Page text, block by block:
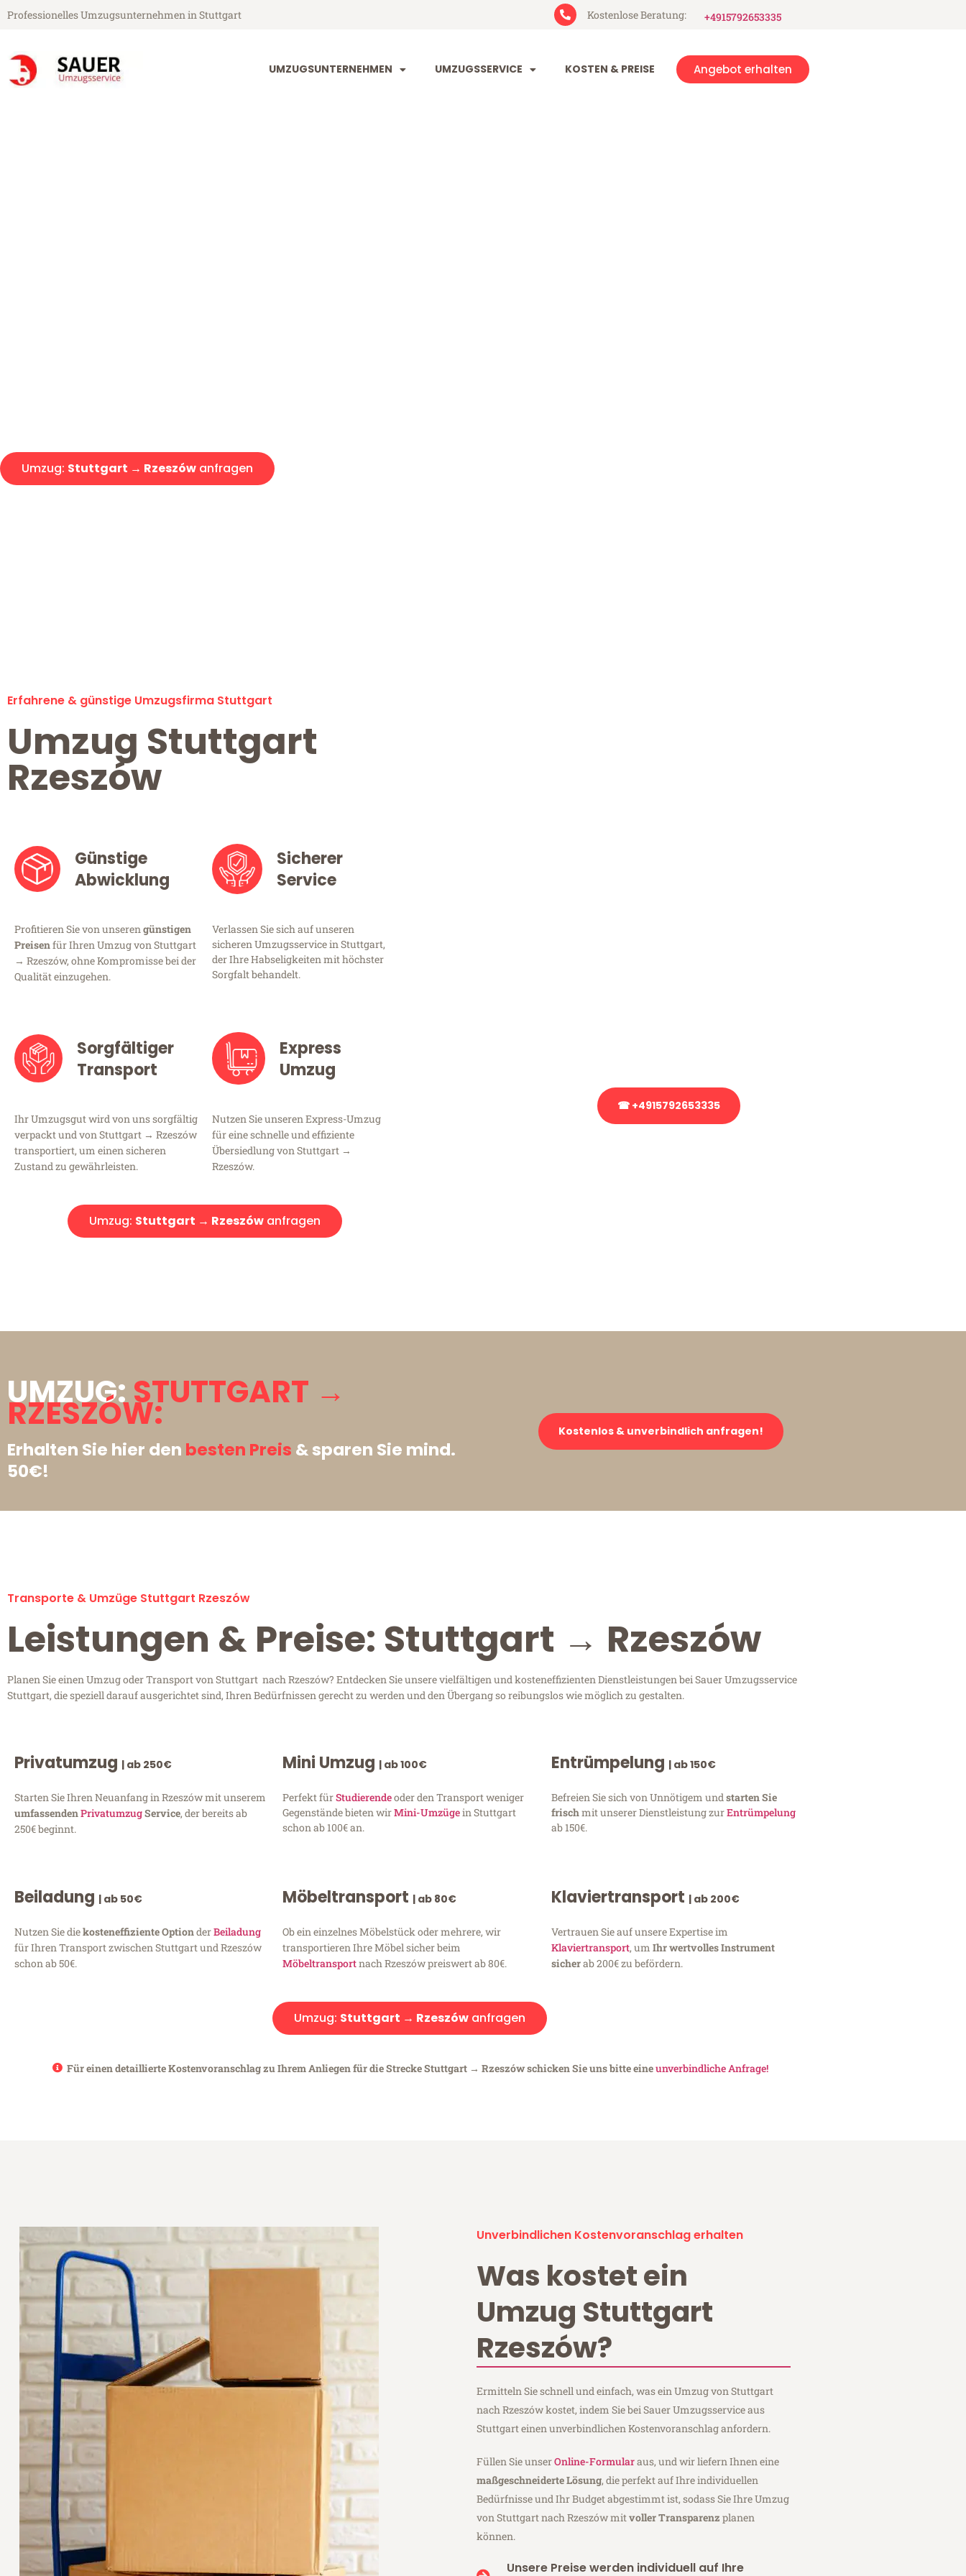
Professionelles Umzugsunternehmen in Stuttgart Kostenlose Beratung: +4915792653335
UMZUGSUNTERNEHMEN UMZUGSSERVICE KOSTEN & PREISE Angebot erhalten
Umzug: Stuttgart → Rzeszów anfragen
Erfahrene & günstige Umzugsfirma Stuttgart
Umzug Stuttgart
Rzeszów
Günstige
Abwicklung
Profitieren Sie von unserengünstigen
Preisenfür Ihren Umzug von Stuttgart
→ Rzeszów, ohne Kompromisse bei der
Qualität einzugehen.
Sicherer
Service
Verlassen Sie sich auf unseren
sicheren Umzugsservice in Stuttgart,
der Ihre Habseligkeiten mit höchster
Sorgfalt behandelt.
Sorgfältiger
Transport
Ihr Umzugsgut wird von uns sorgfältig
verpackt und von Stuttgart → Rzeszów
transportiert, um einen sicheren
Zustand zu gewährleisten.
Express
Umzug
Nutzen Sie unseren Express-Umzug
für eine schnelle und effiziente
Übersiedlung von Stuttgart →
Rzeszów.
Umzug: Stuttgart → Rzeszów anfragen
☎ +4915792653335
UMZUG:STUTTGART →
RZESZÓW:
Erhalten Sie hier den besten Preis & sparen Sie mind.
50€!
Kostenlos & unverbindlich anfragen!
Transporte & Umzüge Stuttgart Rzeszów
Leistungen & Preise: Stuttgart → Rzeszów
Planen Sie einen Umzug oder Transport von Stuttgart nach Rzeszów? Entdecken Sie unsere vielfältigen und kosteneffizienten Dienstleistungen bei Sauer Umzugsservice
Stuttgart, die speziell darauf ausgerichtet sind, Ihren Bedürfnissen gerecht zu werden und den Übergang so reibungslos wie möglich zu gestalten.
Privatumzug | ab 250€
Starten Sie Ihren Neuanfang in Rzeszów mit unserem
umfassendenPrivatumzugService, der bereits ab
250€ beginnt.
Mini Umzug | ab 100€
Perfekt fürStudierendeoder den Transport weniger
Gegenstände bieten wirMini-Umzügein Stuttgart
schon ab 100€ an.
Entrümpelung | ab 150€
Befreien Sie sich von Unnötigem und starten Sie
frischmit unserer Dienstleistung zurEntrümpelung
ab 150€.
Beiladung | ab 50€
Nutzen Sie diekosteneffiziente OptionderBeiladung
für Ihren Transport zwischen Stuttgart und Rzeszów
schon ab 50€.
Möbeltransport | ab 80€
Ob ein einzelnes Möbelstück oder mehrere, wir
transportieren Ihre Möbel sicher beim
Möbeltransportnach Rzeszów preiswert ab 80€.
Klaviertransport | ab 200€
Vertrauen Sie auf unsere Expertise im
Klaviertransport, um Ihr wertvolles Instrument
sicherab 200€ zu befördern.
Umzug: Stuttgart → Rzeszów anfragen
Für einen detaillierte Kostenvoranschlag zu Ihrem Anliegen für die Strecke Stuttgart → Rzeszów schicken Sie uns bitte eineunverbindliche Anfrage!
Unverbindlichen Kostenvoranschlag erhalten
Was kostet ein
Umzug Stuttgart
Rzeszów?
Ermitteln Sie schnell und einfach, was ein Umzug von Stuttgart
nach Rzeszów kostet, indem Sie bei Sauer Umzugsservice aus
Stuttgart einen unverbindlichen Kostenvoranschlag anfordern.
Füllen Sie unserOnline-Formularaus, und wir liefern Ihnen eine
maßgeschneiderte Lösung, die perfekt auf Ihre individuellen
Bedürfnisse und Ihr Budget abgestimmt ist, sodass Sie Ihre Umzug
von Stuttgart nach Rzeszów mitvoller Transparenz planen
können.
Unsere Preise werden individuell auf Ihre